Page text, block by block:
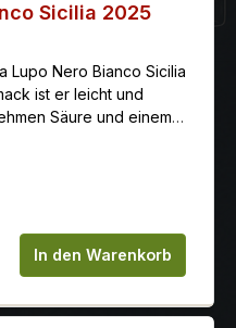
Sicilia 2025
Lupo Nero Bianco Sicilia
ist er leicht und
Säure und einem
tritt der Lupo Nero
Strohgelb mit
den
In den Warenkorb